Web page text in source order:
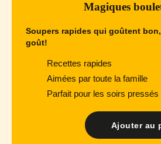
Magiques
Soupers rapides qui goûtent
goût!
Recettes rapides
Aimées par toute la famille
Parfait pour les soirs pressés
Ajouter au